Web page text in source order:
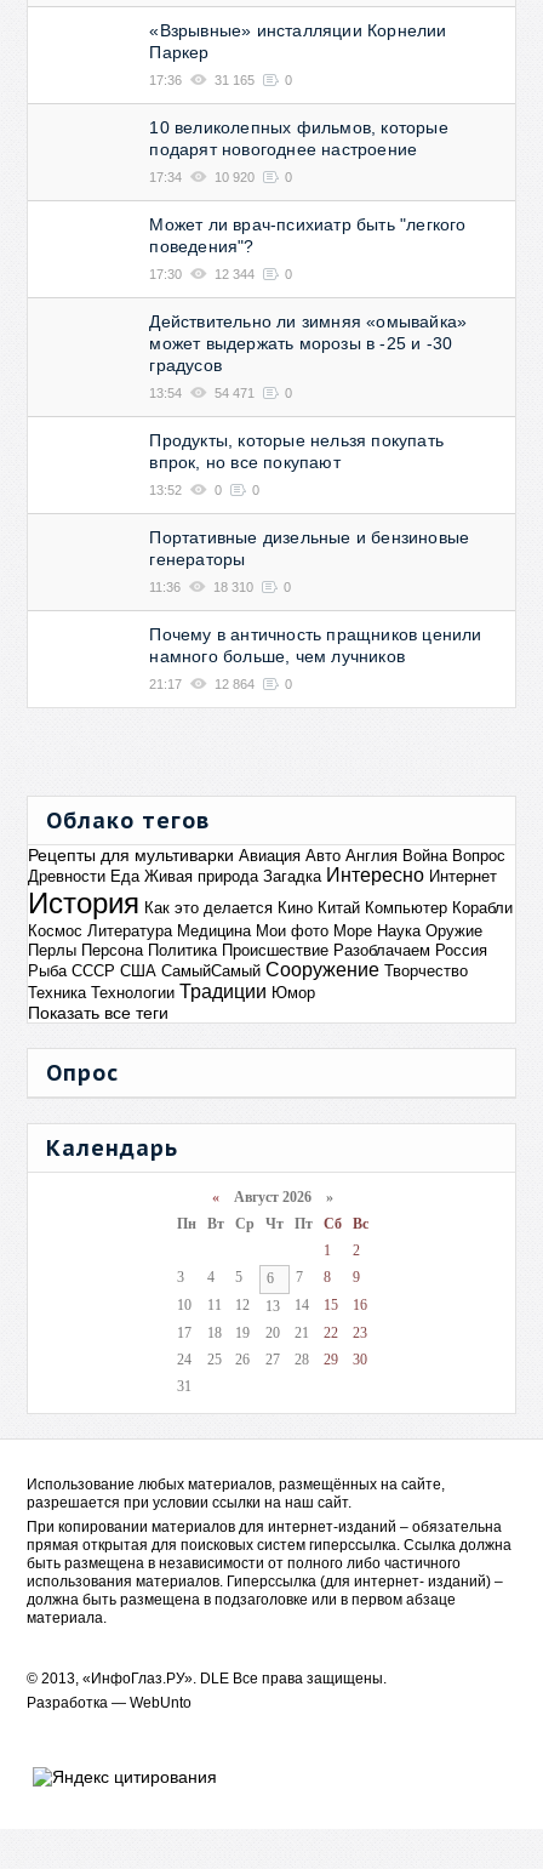
«Взрывные» инсталляции Корнелии
Паркер
17:36 31 165 0
10 великолепных фильмов, которые
подарят новогоднее настроение
17:34 10 920 0
Может ли врач-психиатр быть "легкого
поведения"?
17:30 12 344 0
Действительно ли зимняя «омывайка»
может выдержать морозы в -25 и -30
градусов
13:54 54 471 0
Продукты, которые нельзя покупать
впрок, но все покупают
13:52 0 0
Портативные дизельные и бензиновые
генераторы
11:36 18 310 0
Почему в античность пращников ценили
намного больше, чем лучников
21:17 12 864 0
Облако тегов
Рецепты для мультиварки Авиация Авто Англия Война Вопрос
Древности Еда Живая природа Загадка Интересно Интернет
История Как это делается Кино Китай Компьютер Корабли
Космос Литература Медицина Мои фото Море Наука Оружие
Перлы Персона Политика Происшествие Разоблачаем Россия
Рыба СССР США СамыйСамый Сооружение Творчество
Техника Технологии Традиции Юмор
Показать все теги
Опрос
Календарь
«Август 2026 »
Пн
Вт Ср Чт Пт Сб
Вс
1
2
3
4 5 6 7 8
9
10
11 12 13 14 15
16
17
18 19 20 21 22
23
24
25 26 27 28 29
30
31
Использование любых материалов, размещённых на сайте,
разрешается при условии ссылки на наш сайт.
При копировании материалов для интернет-изданий – обязательна
прямая открытая для поисковых систем гиперссылка. Ссылка должна
быть размещена в независимости от полного либо частичного
использования материалов. Гиперссылка (для интернет- изданий) –
должна быть размещена в подзаголовке или в первом абзаце
материала.
© 2013, «ИнфоГлаз.РУ». DLE Все права защищены.
Разработка —WebUnto